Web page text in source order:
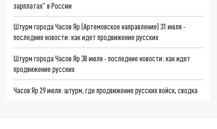
зарплатах" в России
Штурм города Часов Яр (Артемовское направление) 31 июля -
последние новости: как идет продвижение русских
Штурм города Часов Яр 30 июля - последние новости: как идет
продвижение русских
Часов Яр 29 июля: штурм, где продвижение русских войск, сводка